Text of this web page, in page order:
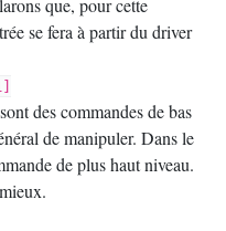
que, pour cette
se fera à partir du driver
des commandes de bas
de manipuler. Dans le
de plus haut niveau.